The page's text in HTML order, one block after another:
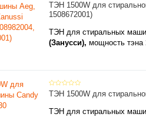
ТЭН 1500W для
1508672001)
ТЭН для стиральных
(Занусси), мощность тэна
ТЭН 1500W для
ТЭН для стиральных